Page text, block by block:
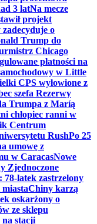
3 latNa mecze
projekt
zadecyduje o
Trump do
Chicago
płatności na
w Little
CPS wyłowione z
szefa Rezerwy
Trumpa z Maríą
chłopiec ranni w
Centrum
RushPo 25
umowę z
w CaracasNowe
Zjednoczone
78-latek zastrzelony
Chiny karzą
oskarżony o
ze sklepu
na stacji